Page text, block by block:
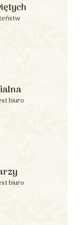
biuro
biuro